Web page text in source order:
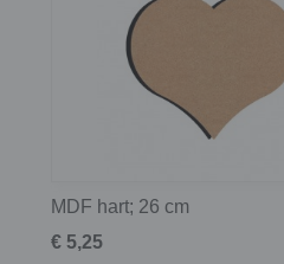
MDF hart; 26 cm
€ 5,25